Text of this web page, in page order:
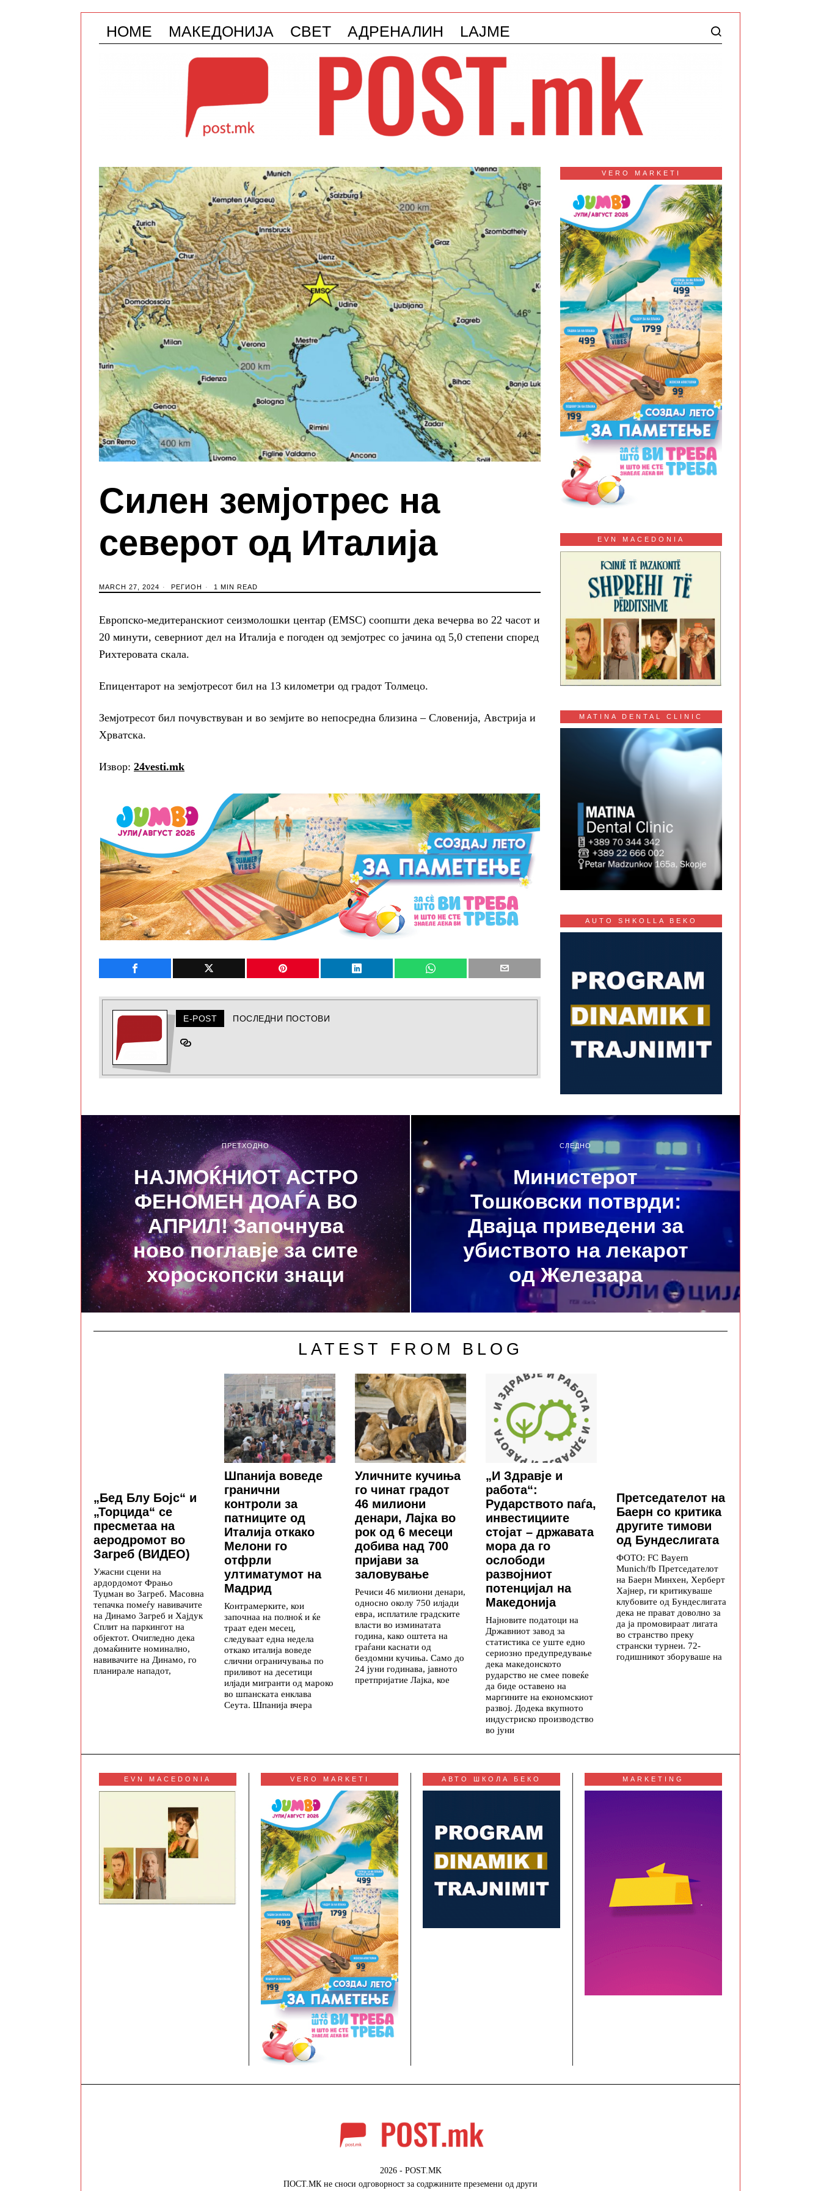
HOME МАКЕДОНИЈА СВЕТ АДРЕНАЛИН LAJME
Силен земјотрес на
северот од Италија
MARCH 27, 2024 РЕГИОН 1 MIN READ
Европско-медитеранскиот сеизмолошки центар (EMSC) соопшти дека вечерва во 22 часот и
20 минути, северниот дел на Италија е погоден од земјотрес со јачина од 5,0 степени според
Рихтеровата скала.
Епицентарот на земјотресот бил на 13 километри од градот Толмецо.
Земјотресот бил почувствуван и во земјите во непосредна близина – Словенија, Австрија и
Хрватска.
Извор: 24vesti.mk
E-POST ПОСЛЕДНИ ПОСТОВИ
VERO MARKETI
EVN MACEDONIA
MATINA DENTAL CLINIC
AUTO SHKOLLA BEKO
ПРЕТХОДНО
НАЈМОЌНИОТ АСТРО
ФЕНОМЕН ДОАЃА ВО
АПРИЛ! Започнува
ново поглавје за сите
хороскопски знаци
СЛЕДНО
Министерот
Тошковски потврди:
Двајца приведени за
убиството на лекарот
од Железара
LATEST FROM BLOG
„Бед Блу Бојс“ и
„Торцида“ се
пресметаа на
аеродромот во
Загреб (ВИДЕО)
Ужасни сцени на
ардордомот Фрањо
Туџман во Загреб. Масовна
тепачка помеѓу навивачите
на Динамо Загреб и Хајдук
Сплит на паркингот на
објектот. Очигледно дека
домаќините номинално,
навивачите на Динамо, го
планирале нападот,
Шпанија воведе
гранични
контроли за
патниците од
Италија откако
Мелони го
отфрли
ултиматумот на
Мадрид
Контрамерките, кои
започнаа на полноќ и ќе
траат еден месец,
следуваат една недела
откако италија воведе
слични ограничувања по
приливот на десетици
илјади мигранти од мароко
во шпанската енклава
Сеута. Шпанија вчера
Уличните кучиња
го чинат градот
46 милиони
денари, Лајка во
рок од 6 месеци
добива над 700
пријави за
заловување
Речиси 46 милиони денари,
односно околу 750 илјади
евра, исплатиле градските
власти во изминатата
година, како оштета на
граѓани каснати од
бездомни кучиња. Само до
24 јуни годинава, јавното
претпријатие Лајка, кое
„И Здравје и
работа“:
Рударството паѓа,
инвестициите
стојат – државата
мора да го
ослободи
развојниот
потенцијал на
Македонија
Најновите податоци на
Државниот завод за
статистика се уште едно
сериозно предупредување
дека македонското
рударство не смее повеќе
да биде оставено на
маргините на економскиот
развој. Додека вкупното
индустриско производство
во јуни
Претседателот на
Баерн со критика
другите тимови
од Бундеслигата
ФОТО: FC Bayern
Munich/fb Претседателот
на Баерн Минхен, Херберт
Хајнер, ги критикуваше
клубовите од Бундеслигата
дека не прават доволно за
да ја промовираат лигата
во странство преку
странски турнеи. 72-
годишникот зборуваше на
EVN MACEDONIA VERO MARKETI АВТО ШКОЛА БЕКО MARKETING
2026 - POST.MK
ПОСТ.МК не сноси одговорност за содржините преземени од други